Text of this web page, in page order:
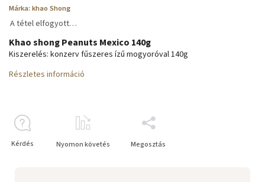
Márka: khao Shong
A tétel elfogyott…
Khao shong Peanuts Mexico 140g
Kiszerelés: konzerv fűszeres ízű mogyoróval 140g
Részletes információ
Kérdés Nyomon követés Megosztás